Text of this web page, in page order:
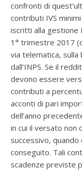
confronti di
contributi IVS
iscritti alla gestione
1° trimestre 2017
via telematica,
dall’INPS. Se il
devono essere
contributi a
acconti di pari
dell’anno
in cui il versato non
successivo,
conseguito. Tali
scadenze previste